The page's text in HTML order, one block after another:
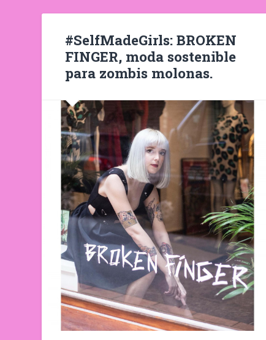
#SelfMadeGirls: BROKEN
FINGER, moda sostenible
para zombis molonas.